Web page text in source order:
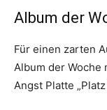
Album der
Für einen zarten
Album der Woche
Angst Platte „Platz